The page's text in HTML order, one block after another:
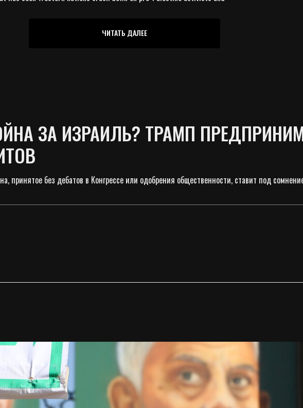
ЧИТАТЬ ДАЛЕЕ
ЗА ИЗРАИЛЬ? ТРАМП
без дебатов в Конгрессе или одобрения общественности, ставит под